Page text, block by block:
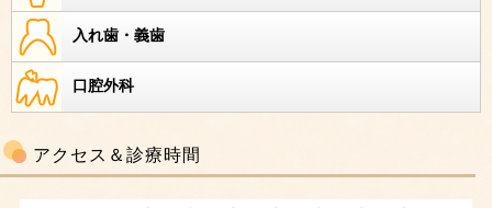
入れ歯・義歯
口腔外科
アクセス＆診療時間